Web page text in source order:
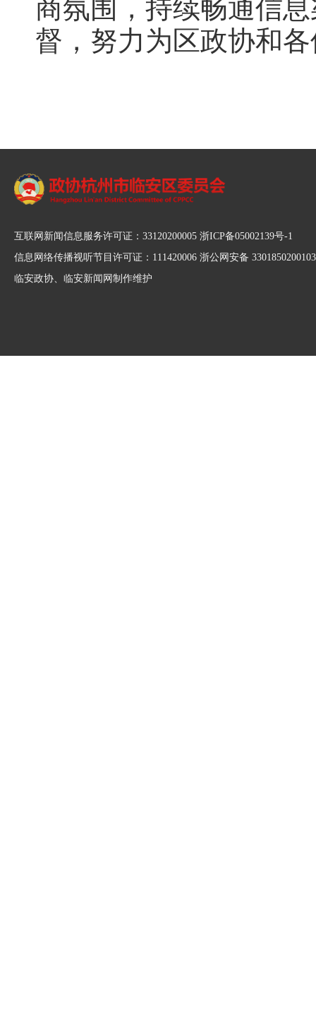
商氛围，持续畅通信
督，努力为区政协和
互联网新闻信息服务许可证：33120200005 浙ICP备05002139号-1
信息网络传播视听节目许可证：111420006 浙公网安备
临安政协、临安新闻网制作维护